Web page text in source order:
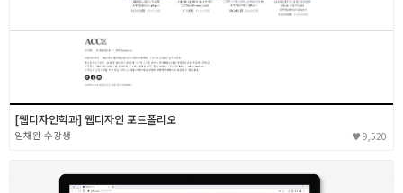
[웹디자인학과] 웹디자인 포트폴리오
임채완 9,520